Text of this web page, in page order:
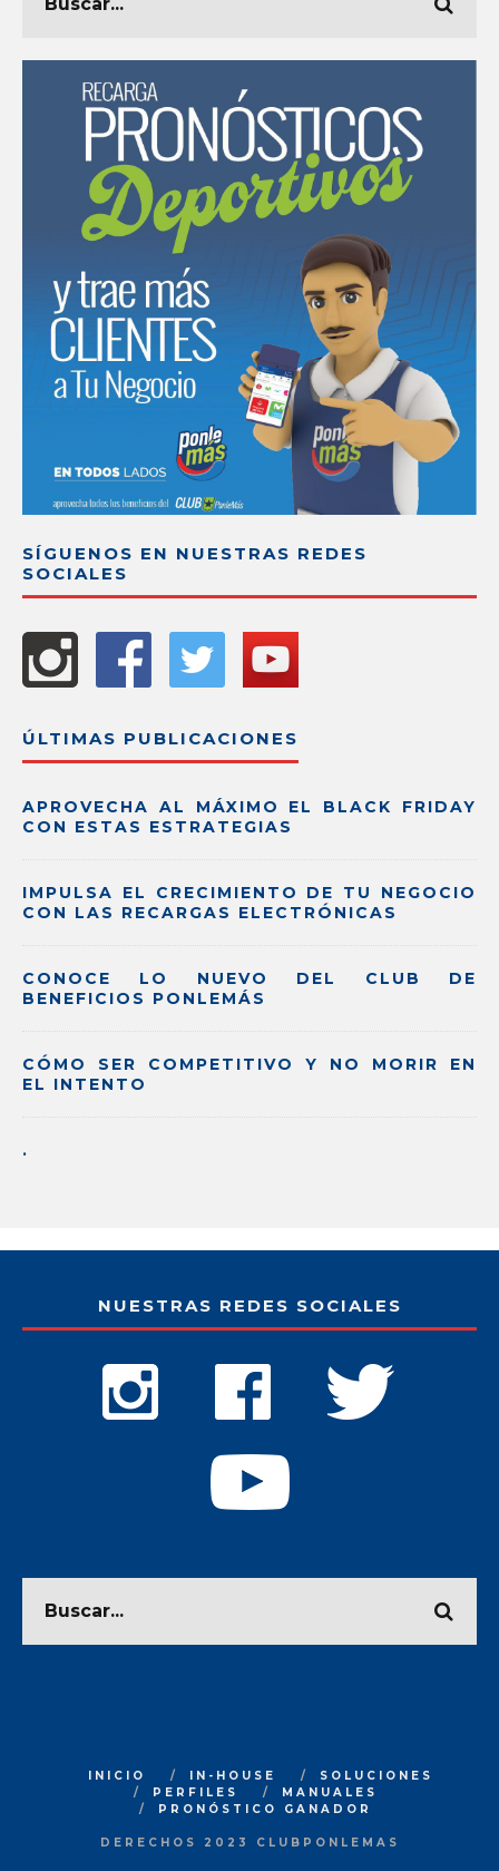
SÍGUENOS EN NUESTRAS REDES
SOCIALES
ÚLTIMAS PUBLICACIONES
APROVECHA AL MÁXIMO EL BLACK FRIDAY
CON ESTAS ESTRATEGIAS
IMPULSA EL CRECIMIENTO DE TU NEGOCIO
CON LAS RECARGAS ELECTRÓNICAS
CONOCE LO NUEVO DEL CLUB DE
BENEFICIOS PONLEMÁS
CÓMO SER COMPETITIVO Y NO MORIR EN
EL INTENTO
.
NUESTRAS REDES SOCIALES
INICIO IN-HOUSE
SOLUCIONES
PERFILES
MANUALES
PRONÓSTICO GANADOR
DERECHOS 2023 CLUBPONLEMAS